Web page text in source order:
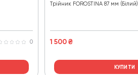
0
Трійник FOROSTINA 87 мм (Білий)
1 500₴
КУПИТИ